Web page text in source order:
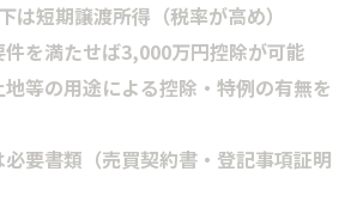
は短期譲渡所得（税率が高め）
を満たせば3,000万円控除が可能
等の用途による控除・特例の有無を
要書類（売買契約書・登記事項証明